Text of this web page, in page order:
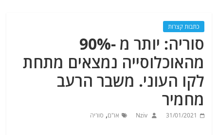
כתבות קצרות
סוריה: יותר מ -90%
מהאוכלוסייה נמצאים מתחת
לקו העוני. משבר הרעב
מחמיר
31/01/2021
Nziv או"ם, סוריה